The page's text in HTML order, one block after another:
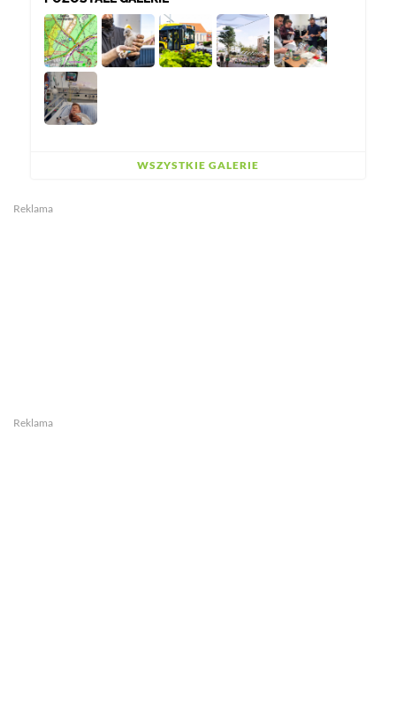
WSZYSTKIE GALERIE
Reklama
Reklama